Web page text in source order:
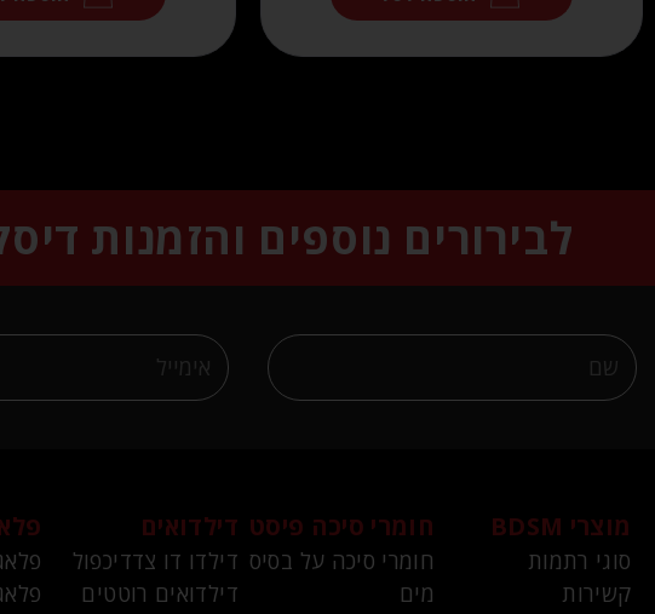
לבירורים נוספים והזמנות
מוצרי BDSM
סוגי רתמות
קשירות
חומרי סיכה פיסט
חומרי סיכה על בסיס
מים
דילדואים
דילדו דו צדדיכפול
דילדואים רוטטים